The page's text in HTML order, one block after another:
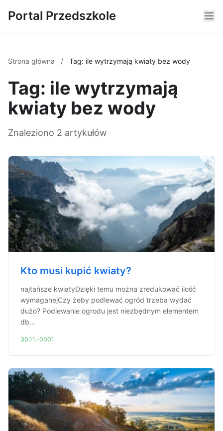
Portal Przedszkole
Strona główna / Tag: ile wytrzymają kwiaty bez wody
Tag: ile wytrzymają
kwiaty bez wody
Znaleziono 2 artykułów
Kto musi kupić kwiaty?
najtańsze kwiatyDzięki temu można zredukować ilość
wymaganejCzy żeby podlewać ogród trzeba wydać
dużo? Podlewanie ogrodu jest niezbędnym elementem
db...
30.11.-0001